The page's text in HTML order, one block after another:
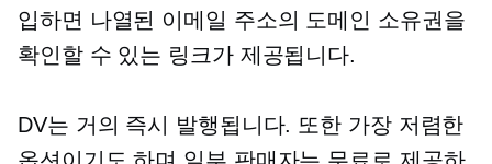
입하면 나열된 이메일 주소의 도메인 소유권을
확인할 수 있는 링크가 제공됩니다.
DV는 거의 즉시 발행됩니다. 또한 가장 저렴한